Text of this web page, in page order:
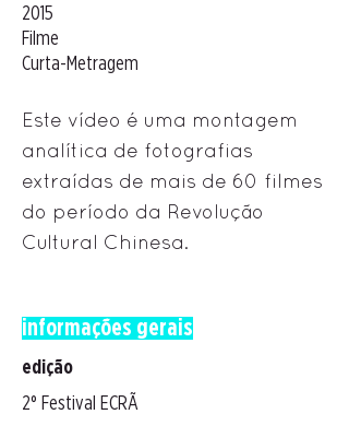
2015
Filme
Curta-Metragem
Este vídeo é uma montagem
analítica de fotografias
extraídas de mais de 60 filmes
do período da Revolução
Cultural Chinesa.
informações gerais
edição
2° Festival ECRÃ